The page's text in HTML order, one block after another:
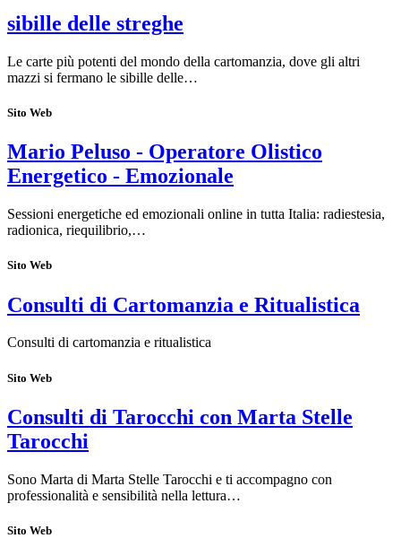
sibille delle streghe
Le carte più potenti del mondo della cartomanzia, dove gli altri
mazzi si fermano le sibille delle…
Sito Web
Mario Peluso - Operatore Olistico
Energetico - Emozionale
Sessioni energetiche ed emozionali online in tutta Italia: radiestesia,
radionica, riequilibrio,…
Sito Web
Consulti di Cartomanzia e Ritualistica
Consulti di cartomanzia e ritualistica
Sito Web
Consulti di Tarocchi con Marta Stelle
Tarocchi
Sono Marta di Marta Stelle Tarocchi e ti accompagno con
professionalità e sensibilità nella lettura…
Sito Web